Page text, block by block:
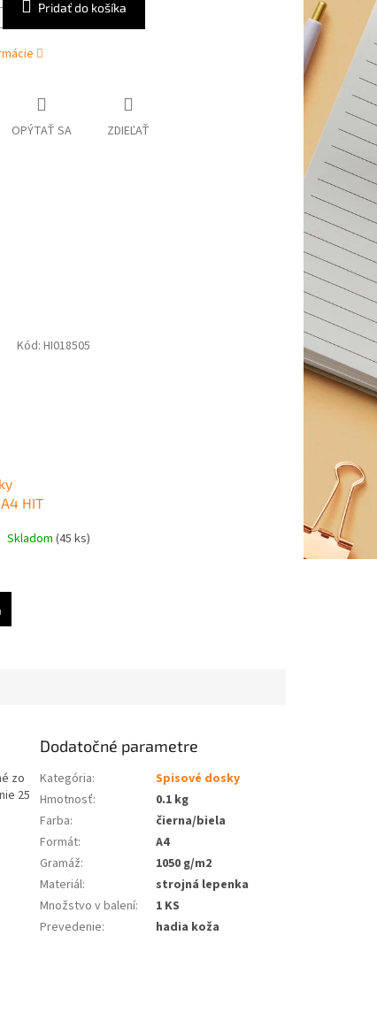
Pridať do košíka
OPÝTAŤ SA ZDIEĽAŤ
HIT
Skladom(45 ks)
Kód:HI018505
zo
25
Dodatočné parametre
Kategória:
Spisové dosky
Hmotnosť:
0.1 kg
Farba:
čierna/biela
Formát:
A4
Gramáž:
1050 g/m2
Materiál:
strojná lepenka
Množstvo v balení:
1 KS
Prevedenie: hadia koža